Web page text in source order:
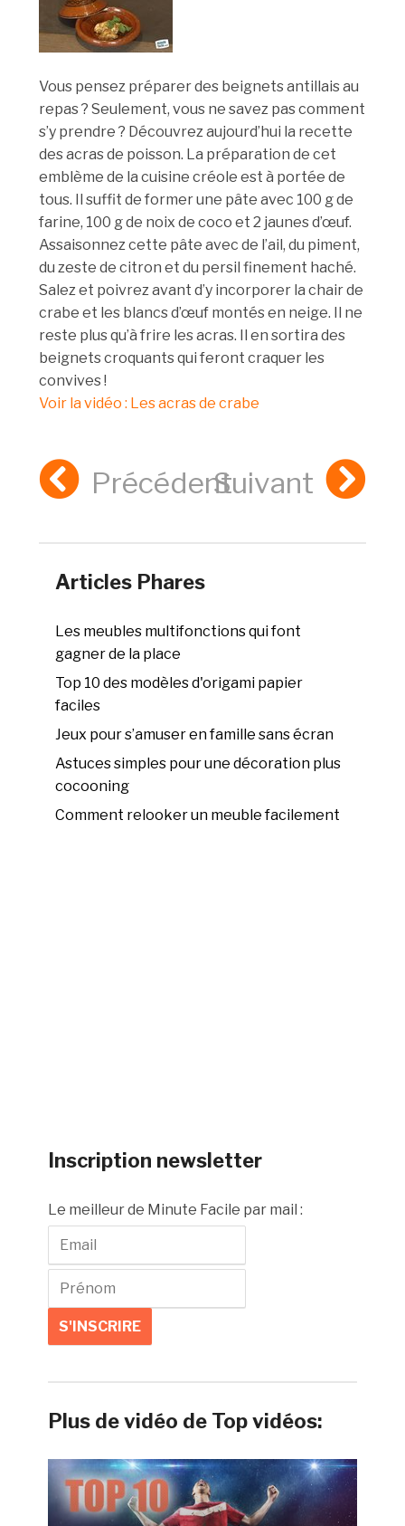
Vous pensez préparer des beignets antillais au
repas ? Seulement, vous ne savez pas comment
s’y prendre ? Découvrez aujourd’hui la recette
des acras de poisson. La préparation de cet
emblème de la cuisine créole est à portée de
tous. Il suffit de former une pâte avec 100 g de
farine, 100 g de noix de coco et 2 jaunes d’œuf.
Assaisonnez cette pâte avec de l’ail, du piment,
du zeste de citron et du persil finement haché.
Salez et poivrez avant d’y incorporer la chair de
crabe et les blancs d’œuf montés en neige. Il ne
reste plus qu’à frire les acras. Il en sortira des
beignets croquants qui feront craquer les
convives !
Voir la vidéo : Les acras de crabe
PrécédentSuivant
Articles Phares
Les meubles multifonctions qui font
gagner de la place
Top 10 des modèles d'origami papier
faciles
Jeux pour s’amuser en famille sans écran
Astuces simples pour une décoration plus
cocooning
Comment relooker un meuble facilement
Inscription newsletter
Le meilleur de Minute Facile par mail :
Plus de vidéo de Top vidéos: